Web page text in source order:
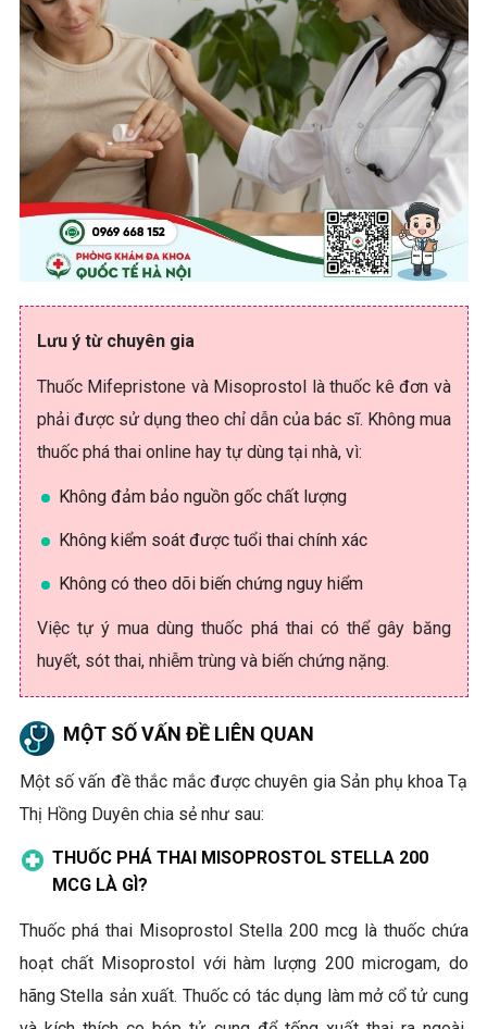
Lưu ý từ chuyên gia
Thuốc Mifepristone và Misoprostol là thuốc kê đơn và
phải được sử dụng theo chỉ dẫn của bác sĩ. Không mua
thuốc phá thai online hay tự dùng tại nhà, vì:
Không đảm bảo nguồn gốc chất lượng
Không kiểm soát được tuổi thai chính xác
Không có theo dõi biến chứng nguy hiểm
Việc tự ý mua dùng thuốc phá thai có thể gây băng
huyết, sót thai, nhiễm trùng và biến chứng nặng.
MỘT SỐ VẤN ĐỀ LIÊN QUAN
Một số vấn đề thắc mắc được chuyên gia Sản phụ khoa Tạ
Thị Hồng Duyên chia sẻ như sau:
THUỐC PHÁ THAI MISOPROSTOL STELLA 200
MCG LÀ GÌ?
Thuốc phá thai Misoprostol Stella 200 mcg là thuốc chứa
hoạt chất Misoprostol với hàm lượng 200 microgam, do
hãng Stella sản xuất. Thuốc có tác dụng làm mở cổ tử cung